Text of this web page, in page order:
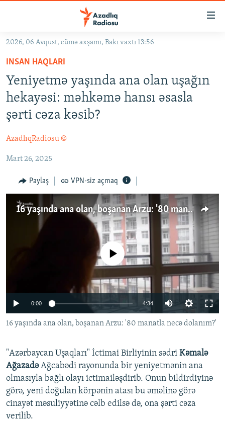
Əsas
qayıt
Əsas
naviqasiyaya
qayıt
Axtarışa
KORRUPSIOMETR
#ƏSLINDƏ
QANUNI DOĞRU
ARAŞDIRMA
MULTIMEDIA
VIDEO
FOTOQALEREYA
İNFOQRAFIKA
RADIO ARXIV
OXU ZALI
AZƏRBAYCAN ƏDƏBIYYATI KITABXANASI
İZ - MƏDƏNIYYƏT PROQRAMI
HAQQIMIZDA
MISSIYAMIZ
PEŞƏ ETIKASI VƏ JURNALISTIKA STANDARTLARIMIZ
MATERIALLARIMIZDAN ISTIFADƏ
AZADLIQRADIOSU MOBIL TELEFONUNUZDA
BIZIMLƏ ƏLAQƏ
XƏBƏR BÜLLETENLƏRIMIZ
RFE/RL-in bütün saytları
2026, 06 Avqust, cümə axşamı, Bakı vaxtı 13:56
INSAN HAQLARI
Yeniyetmə yaşında ana olan uşağın
hekayəsi: məhkəmə hansı əsasla
şərti cəza kəsib?
AzadlıqRadiosu ©
Mart 26, 2025
Paylaş VPN-siz açmaq
16 yaşında ana olan, boşanan Arzu: '80 manatla necə dolanım?'
360p
No media source currently available
0:00 4:34
404p
1080p
16 yaşında ana olan, boşanan Arzu: '80 manatla necə dolanım?'
"Azərbaycan Uşaqları" İctimai Birliyinin sədri Kəmalə
AğazadəAğcabədi rayonunda bir yeniyetmənin ana
olmasıyla bağlı olayı ictimailəşdirib. Onun bildirdiyinə
görə, yeni doğulan körpənin atası bu əməlinə görə
cinayət məsuliyyətinə cəlb edilsə də, ona şərti cəza
verilib.